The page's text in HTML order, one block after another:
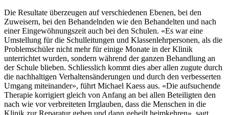
Die Resultate überzeugen auf verschiedenen Ebenen, bei den
Zuweisern, bei den Behandelnden wie den Behandelten und nach
einer Eingewöhnungszeit auch bei den Schulen. «Es war eine
Umstellung für die Schulleitungen und Klassenlehrpersonen, als die
Problemschüler nicht mehr für einige Monate in der Klinik
unterrichtet wurden, sondern während der ganzen Behandlung an
der Schule blieben. Schliesslich kommt dies aber allen zugute durch
die nachhaltigen Verhaltensänderungen und durch den verbesserten
Umgang miteinander», führt Michael Kaess aus. «Die aufsuchende
Therapie korrigiert gleich von Anfang an bei allen Beteiligten den
nach wie vor verbreiteten Irrglauben, dass die Menschen in die
Klinik zur Reparatur gehen und dann geheilt heimkehren», sagt